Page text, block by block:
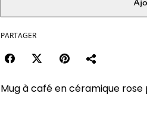
PARTAGER
Mug à café en céramique